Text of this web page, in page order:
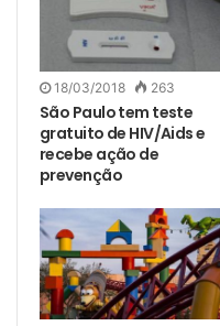
18/03/2018 263
São Paulo tem teste
gratuito de HIV/Aids e
recebe ação de
prevenção